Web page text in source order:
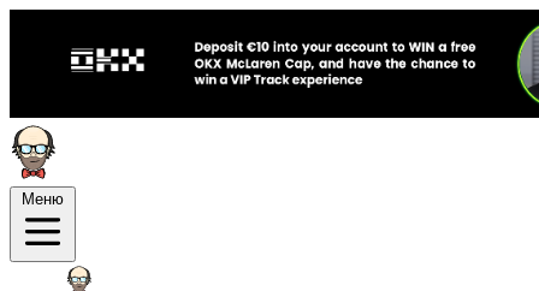
Меню